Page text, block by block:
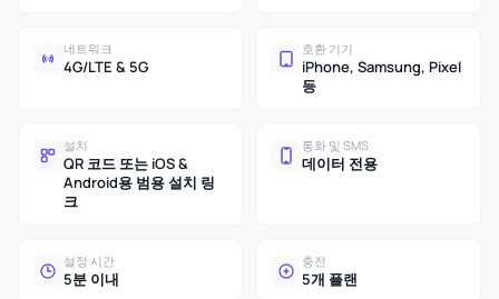
네트워크
4G/LTE & 5G
호환 기기
iPhone, Samsung, Pixel
등
설치
QR 코드 또는 iOS &
Android용 범용 설치 링
크
통화 및 SMS
데이터 전용
설정 시간
5분 이내
충전
5개 플랜